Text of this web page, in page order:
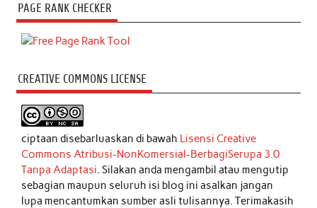
PAGE RANK CHECKER
CREATIVE COMMONS LICENSE
ciptaan disebarluaskan di bawah Lisensi Creative
Commons Atribusi-NonKomersial-BerbagiSerupa 3.0
Tanpa Adaptasi . Silakan anda mengambil atau mengutip
sebagian maupun seluruh isi blog ini asalkan jangan
lupa mencantumkan sumber asli tulisannya. Terimakasih